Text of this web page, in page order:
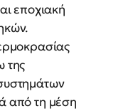
εποχιακή
της
από τη μέση